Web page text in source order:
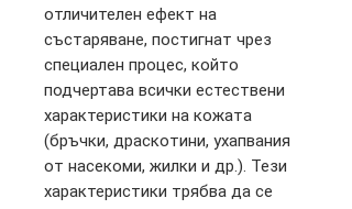
отличителен ефект на
състаряване, постигнат чрез
специален процес, който
подчертава всички естествени
характеристики на кожата
(бръчки, драскотини, ухапвания
от насекоми, жилки и др.). Тези
характеристики трябва да се